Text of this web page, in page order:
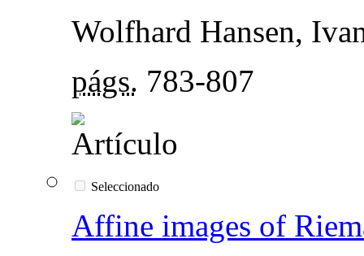
Wolfhard Hansen,
págs. 783-807
Seleccionado
Affine images of